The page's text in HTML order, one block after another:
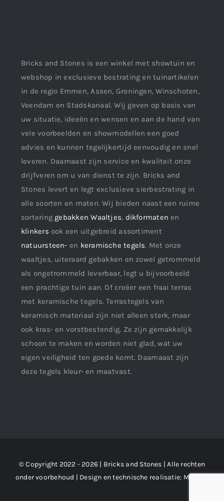
Bricks and Stones is een winkel met showtuin en
webshop in exclusieve bestrating en tuinartikelen
in de regio Emmen, Assen, Groningen, Winschoten,
Veendam en Stadskanaal. Wij geven op basis van
uw situatie, ideeën en wensen en aan de hand van
vele voorbeelden en showmodellen een goed
advies en kunnen tegelijkertijd eenvoudig en snel
leveren. Daarnaast zijn service en kwaliteit onze
drijfveren om u van dienst te zijn. Bricks and
Stones levert en legt exclusieve sierbestrating in
alle soorten en maten. Wij bieden naast een ruime
sortering gebakken Waaltjes, dikformaten en
klinkers ook een uitgebreid assortiment
natuursteen- en keramische tegels. Met onze
waaltjes, uiteraard gebakken en zowel getrommeld
als ongetrommeld leverbaar, legt u bijvoorbeeld
een prachtige tuin aan. Of creëer een fraai terras
met keramische tegels. Terrastegels van
keramisch materiaal zijn niet alleen sterk, maar
ook kras- en vorstbestendig. Ze zijn gemakkelijk
schoon te maken en worden niet glad, wat uw
eigen veiligheid ten goede komt. Daarnaast zijn
deze tegels kleur- en maatvast.
© Copyright 2022 - 2026 | Bricks and Stones | Alle rechten
onder voorbehoud | Design en technische realisatie: M2 !dee